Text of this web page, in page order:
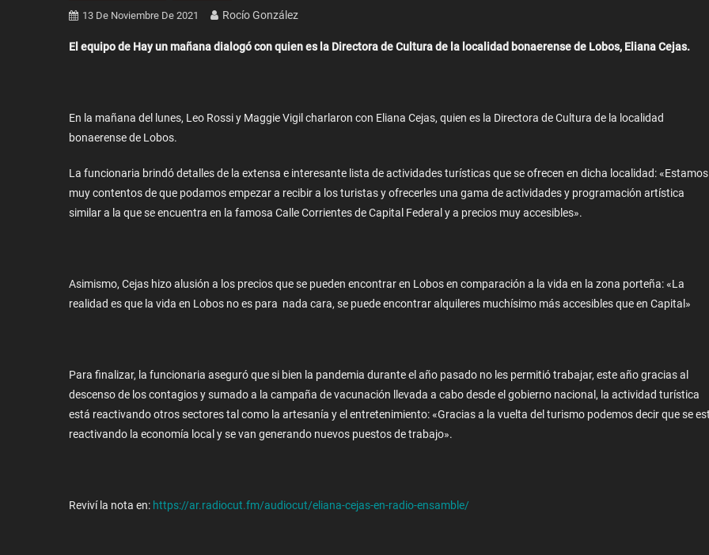
13 De Noviembre De 2021 Rocío González
El equipo de Hay un mañana dialogó con quien es la Directora de Cultura de la localidad bonaerense de Lobos, Eliana Cejas.
En la mañana del lunes, Leo Rossi y Maggie Vigil charlaron con Eliana Cejas, quien es la Directora de Cultura de la localidad
bonaerense de Lobos.
La funcionaria brindó detalles de la extensa e interesante lista de actividades turísticas que se ofrecen en dicha localidad: «Estamos
muy contentos de que podamos empezar a recibir a los turistas y ofrecerles una gama de actividades y programación artística
similar a la que se encuentra en la famosa Calle Corrientes de Capital Federal y a precios muy accesibles».
Asimismo, Cejas hizo alusión a los precios que se pueden encontrar en Lobos en comparación a la vida en la zona porteña: «La
realidad es que la vida en Lobos no es para nada cara, se puede encontrar alquileres muchísimo más accesibles que en Capital»
Para finalizar, la funcionaria aseguró que si bien la pandemia durante el año pasado no les permitió trabajar, este año gracias al
descenso de los contagios y sumado a la campaña de vacunación llevada a cabo desde el gobierno nacional, la actividad turística
está reactivando otros sectores tal como la artesanía y el entretenimiento: «Gracias a la vuelta del turismo podemos decir que se
reactivando la economía local y se van generando nuevos puestos de trabajo».
Reviví la nota en: https://ar.radiocut.fm/audiocut/eliana-cejas-en-radio-ensamble/